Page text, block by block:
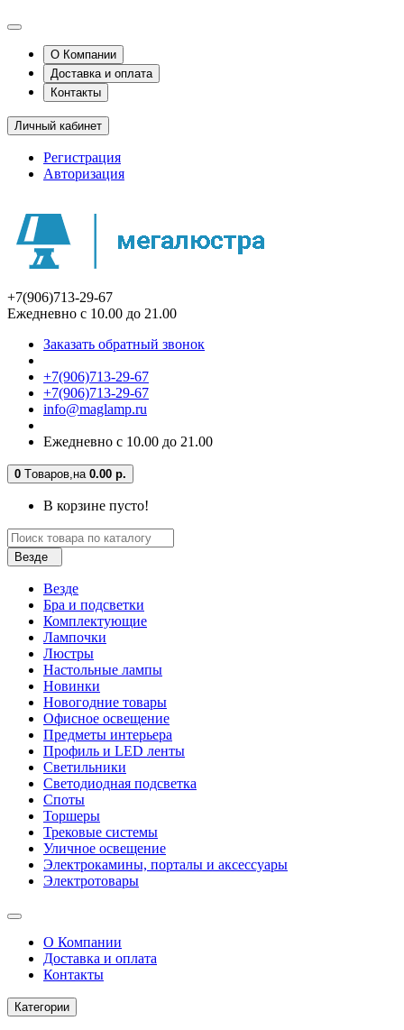
О Компании
Доставка и оплата
Контакты
Личный кабинет
Регистрация
Авторизация
+7(906)713-29-67
Ежедневно с 10.00 до 21.00
Заказать обратный звонок
+7(906)713-29-67
+7(906)713-29-67
info@maglamp.ru
Ежедневно с 10.00 до 21.00
0 Tоваров,на 0.00 р.
В корзине пусто!
Везде
Везде
Бра и подсветки
Комплектующие
Лампочки
Люстры
Настольные лампы
Новинки
Новогодние товары
Офисное освещение
Предметы интерьера
Профиль и LED ленты
Светильники
Светодиодная подсветка
Споты
Торшеры
Трековые системы
Уличное освещение
Электрокамины, порталы и аксессуары
Электротовары
О Компании
Доставка и оплата
Контакты
Категории